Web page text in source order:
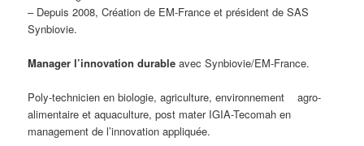
– Depuis 2008, Création de EM-France et président de SAS
Synbiovie.
Manager l’innovation durable avec Synbiovie/EM-France.
Poly-technicien en biologie, agriculture, environnement agro-
alimentaire et aquaculture, post mater IGIA-Tecomah en
management de l’innovation appliquée.